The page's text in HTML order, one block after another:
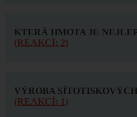
KTERÁ HMOTA JE
(REAKCÍ: 2)
VÝROBA
(REAKCÍ: 1)